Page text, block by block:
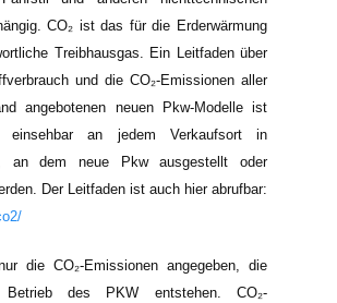
CO₂ ist das für die Erderwärmung
Treibhausgas. Ein Leitfaden über
und die CO₂-Emissionen aller
angebotenen neuen Pkw-Modelle ist
einsehbar an jedem Verkaufsort in
an dem neue Pkw ausgestellt oder
Der Leitfaden ist auch hier abrufbar:
die CO₂-Emissionen angegeben, die
des PKW entstehen. CO₂-